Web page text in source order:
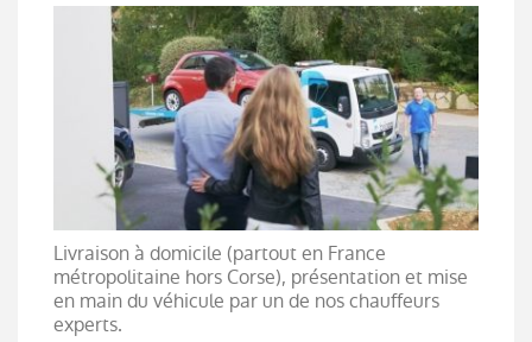
Livraison à domicile (partout en France
métropolitaine hors Corse), présentation et mise
en main du véhicule par un de nos chauffeurs
experts.